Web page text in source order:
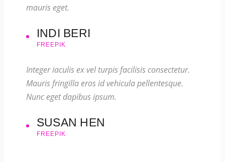
mauris eget.
INDI BERI
FREEPIK
Integer iaculis ex vel turpis facilisis consectetur.
Mauris fringilla eros id vehicula pellentesque.
Nunc eget dapibus ipsum.
SUSAN HEN
FREEPIK